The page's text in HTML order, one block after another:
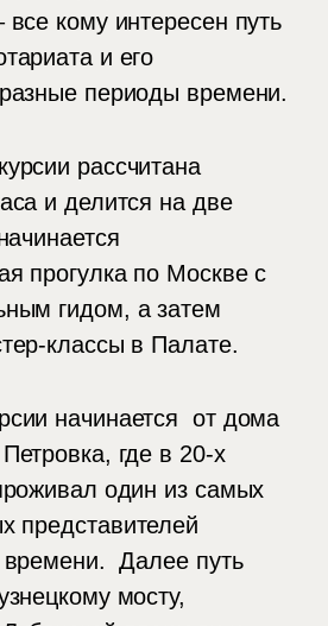
все кому интересен путь
и его
периоды времени.
рассчитана
и делится на две
прогулка по Москве с
гидом, а затем
классы в Палате.
начинается от дома
где в 20-х
один из самых
представителей
времени. Далее путь
мосту,